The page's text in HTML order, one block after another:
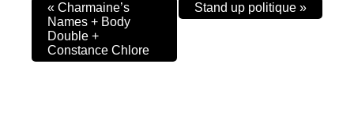
« Charmaine’s
Names + Body
Double +
Constance Chlore
Stand up politique »